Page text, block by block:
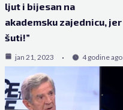
ljut i bijesan na
akademsku zajednicu, jer
šuti!”
jan 21, 2023 4 godine ago